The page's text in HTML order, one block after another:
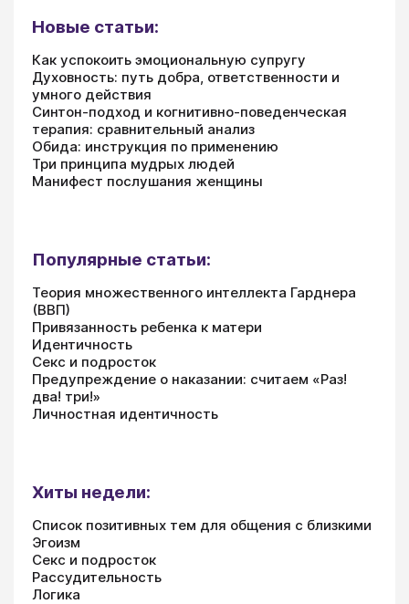
Новые статьи:
Как успокоить эмоциональную супругу
Духовность: путь добра, ответственности и
умного действия
Синтон-подход и когнитивно-поведенческая
терапия: сравнительный анализ
Обида: инструкция по применению
Три принципа мудрых людей
Манифест послушания женщины
Популярные статьи:
Теория множественного интеллекта Гарднера
(ВВП)
Привязанность ребенка к матери
Идентичность
Секс и подросток
Предупреждение о наказании: считаем «Раз!
два! три!»
Личностная идентичность
Хиты недели:
Список позитивных тем для общения с близкими
Эгоизм
Секс и подросток
Рассудительность
Логика